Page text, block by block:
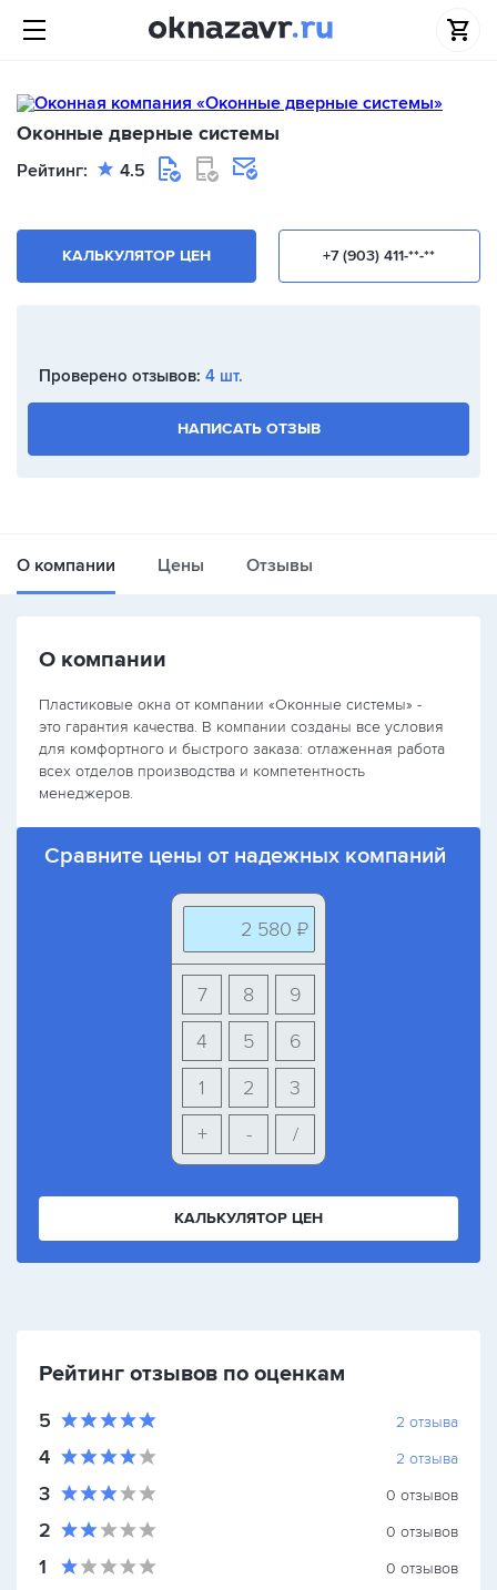
Оконные дверные системы
Рейтинг: 4.5
+7 (903) 411-**-**
КАЛЬКУЛЯТОР ЦЕН
Проверено отзывов: 4 шт.
НАПИСАТЬ ОТЗЫВ
О компании Цены Отзывы
О компании
Пластиковые окна от компании «Оконные системы» -
это гарантия качества. В компании созданы все условия
для комфортного и быстрого заказа: отлаженная работа
всех отделов производства и компетентность
менеджеров.
Сравните цены от надежных компаний
2 580 ₽
9
8
7
6
5
4
3
2
1
+
- /
КАЛЬКУЛЯТОР ЦЕН
Рейтинг отзывов по оценкам
5 2 отзыва
4 2 отзыва
3 0 отзывов
2 0 отзывов
1 0 отзывов